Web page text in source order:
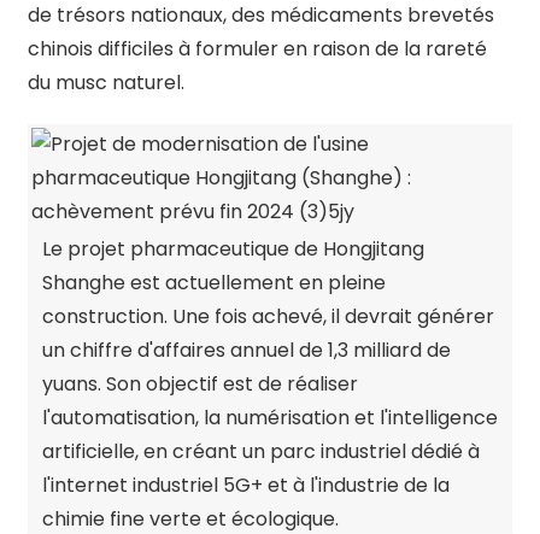
de trésors nationaux, des médicaments brevetés
chinois difficiles à formuler en raison de la rareté
du musc naturel.
Le projet pharmaceutique de Hongjitang
Shanghe est actuellement en pleine
construction. Une fois achevé, il devrait générer
un chiffre d'affaires annuel de 1,3 milliard de
yuans. Son objectif est de réaliser
l'automatisation, la numérisation et l'intelligence
artificielle, en créant un parc industriel dédié à
l'internet industriel 5G+ et à l'industrie de la
chimie fine verte et écologique.